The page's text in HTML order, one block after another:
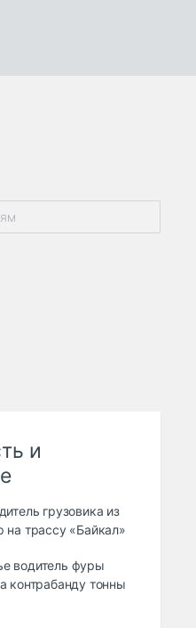
и
грузовика из
на трассу «Байкал»
водитель фуры
контрабанду тонны